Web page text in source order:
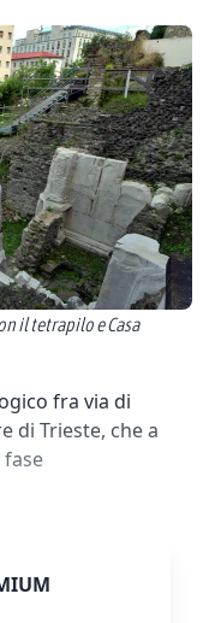
il tetrapilo e Casa
fra via di
di Trieste, che a